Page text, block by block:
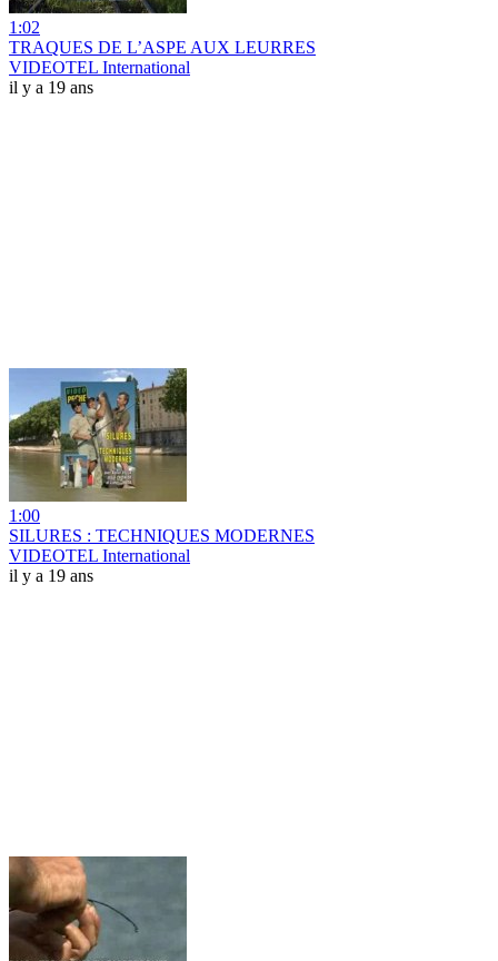
1:02
TRAQUES DE L’ASPE AUX LEURRES
VIDEOTEL International
il y a 19 ans
1:00
SILURES : TECHNIQUES MODERNES
VIDEOTEL International
il y a 19 ans